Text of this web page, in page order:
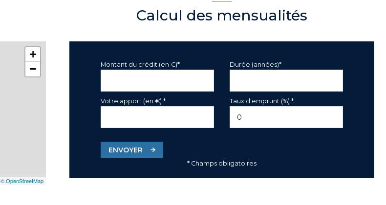
+
−
© OpenStreetMap
Calcul des mensualités
Montant du crédit (en €)* Durée (années)*
Votre apport (en €) * Taux d'emprunt (%) *
ENVOYER
* Champs obligatoires